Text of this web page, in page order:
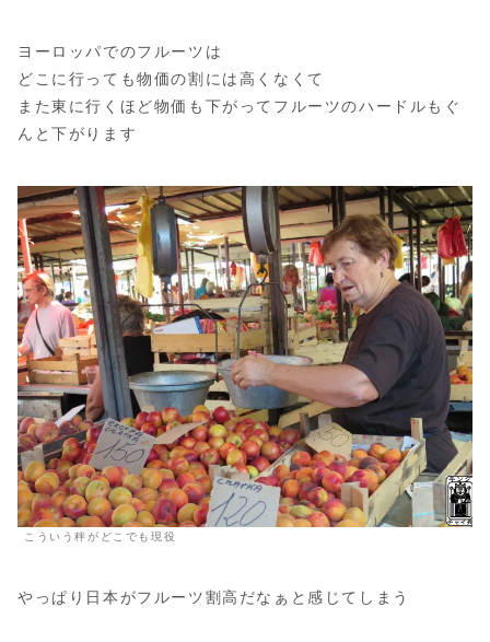
ヨーロッパでのフルーツは
どこに行っても物価の割には高くなくて
また東に行くほど物価も下がってフルーツのハードルもぐ
んと下がります
こういう秤がどこでも現役
やっぱり日本がフルーツ割高だなぁと感じてしまう